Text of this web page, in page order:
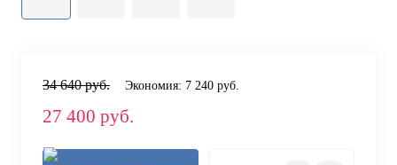
34 640 руб. Экономия: 7 240 руб.
27 400 руб.